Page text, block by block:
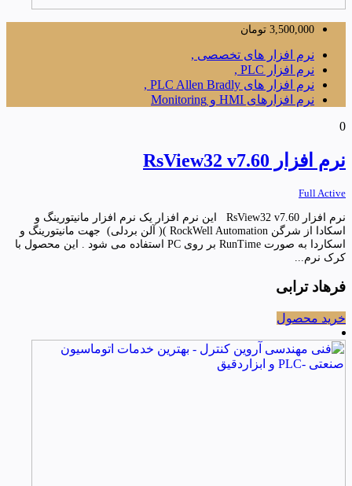
3,500,000 تومان
نرم افزار های تخصصی ,
نرم افزار PLC ,
نرم افزار های PLC Allen Bradly ,
نرم افزارهای HMI و Monitoring
0
نرم افزار RsView32 v7.60
Full Active
نرم افزار RsView32 v7.60 این نرم افزار یک نرم افزار مانیتورینگ و
اسکادا از شرگن RockWell Automation )( آلن بردلی) جهت مانیتورینگ و
اسکاردا به صورت RunTime بر روی PC استفاده می شود . این محصول با
کرک نرم...
فرهاد ترابی
خرید محصول